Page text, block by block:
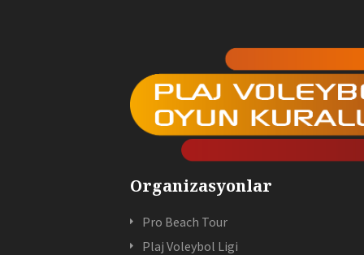
Organizasyonlar
Pro Beach Tour
Plaj Voleybol Ligi